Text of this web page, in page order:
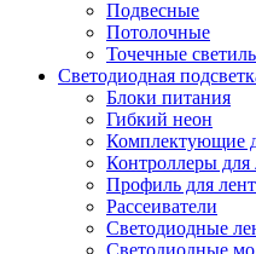
Подвесные
Потолочные
Точечные
Светодиодная
Блоки питания
Гибкий неон
Комплектующие
Контроллеры для
Профиль для
Рассеиватели
Светодиодные
Светодиодные